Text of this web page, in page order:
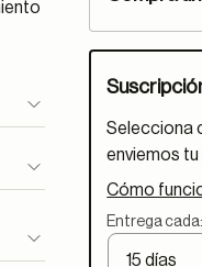
Selecciona
enviemos
Cómo
Entrega cada: